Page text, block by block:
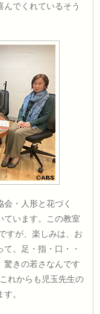
でくれているそう
・人形と花づく
ています。この教室
すが、楽しみは、お
。足・指・口・・
驚きの若さなんです
れからも児玉先生の
。